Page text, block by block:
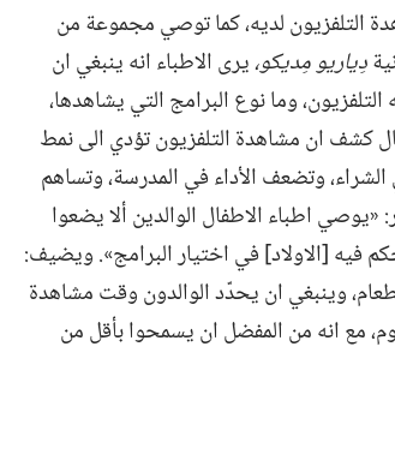
التلفزيون لديه،‏ كما توصي مجموعة من
دِياريو مِديكو،‏يرى الاطباء انه ينبغي ان
وما نوع البرامج التي يشاهدها،‏
كشف ان مشاهدة التلفزيون تؤدي الى نمط
الشراء،‏ وتضعف الأداء في المدرسة،‏ وتساهم
اطباء الاطفال الوالدين ألا يضعوا
فيه [الاولاد] في اختيار البرامج».‏ ويضيف:‏
وينبغي ان يحدّد الوالدون وقت مشاهدة
مع انه من المفضل ان يسمحوا بأقل من